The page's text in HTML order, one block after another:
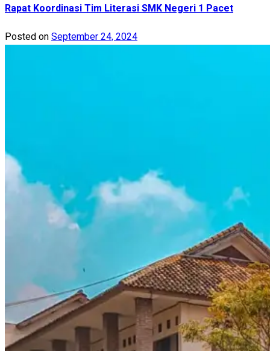
Rapat Koordinasi Tim Literasi SMK Negeri 1 Pacet
Posted onSeptember 24, 2024